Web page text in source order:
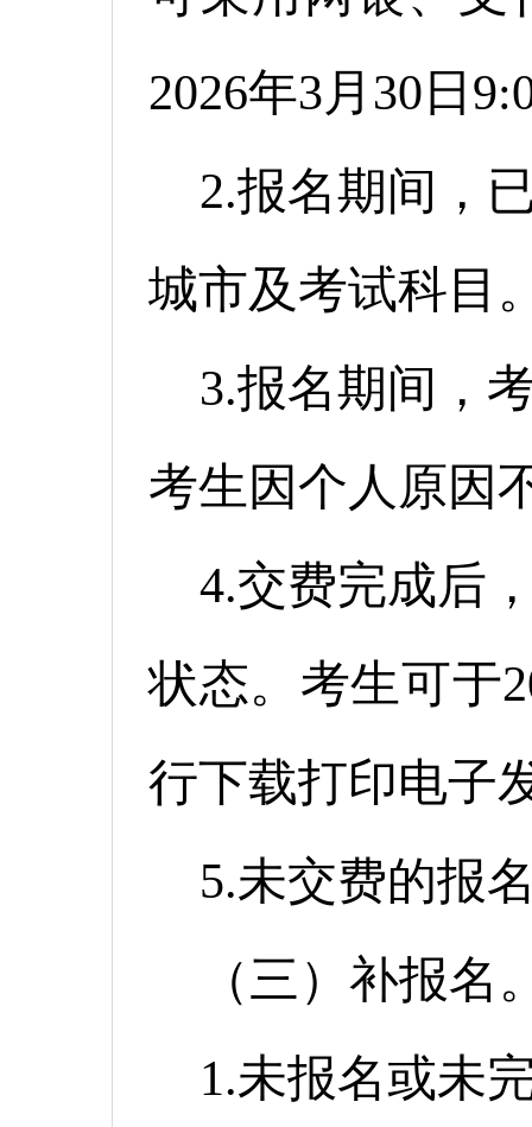
2026年3月30日
2.报名期间，
城市及考试科目
3.报名期间，
考生因个人原因
4.交费完成后
状态。考生可于
行下载打印电子
5.未交费的报
（三）补报名
1.未报名或未